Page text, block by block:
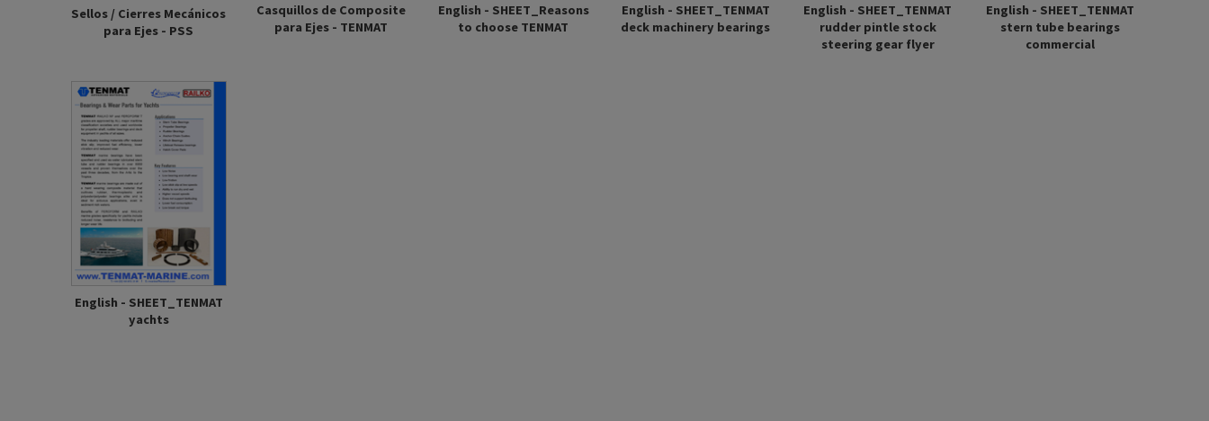
Sellos / Cierres Mecánicos
para Ejes - PSS
Casquillos de Composite
para Ejes - TENMAT
English - SHEET_Reasons
to choose TENMAT
English - SHEET_TENMAT
deck machinery bearings
English - SHEET_TENMAT
rudder pintle stock
steering gear flyer
English - SHEET_TENMAT
stern tube bearings
commercial
English - SHEET_TENMAT
yachts